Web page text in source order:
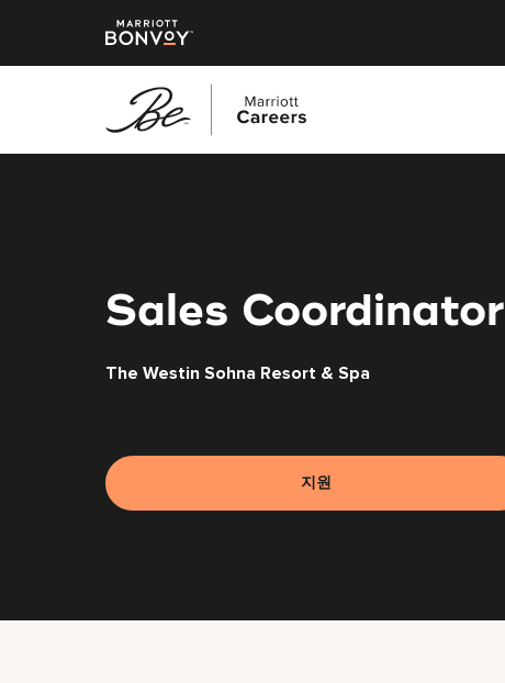
Sales Coordinator
The Westin Sohna Resort & Spa
지원